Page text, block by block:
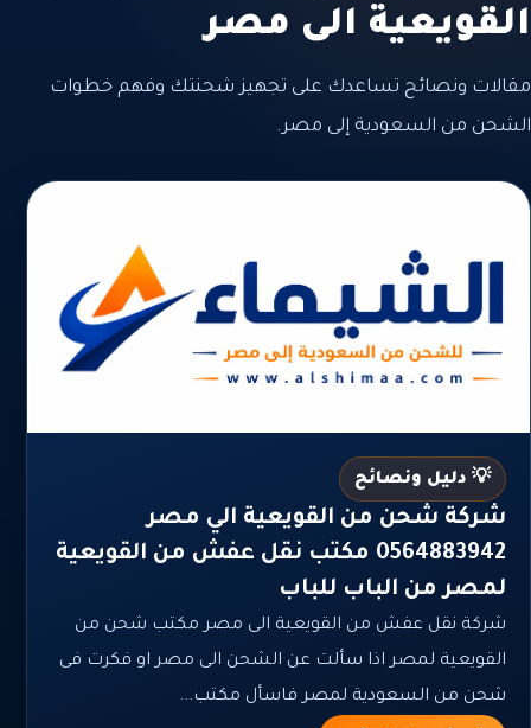
القويعية الى مصر
مقالات ونصائح تساعدك على تجهيز شحنتك وفهم خطوات
الشحن من السعودية إلى مصر.
💡 دليل ونصائح
شركة شحن من القويعية الي مصر
0564883942 مكتب نقل عفش من القويعية
لمصر من الباب للباب
شركة نقل عفش من القويعية الى مصر مكتب شحن من
القويعية لمصر اذا سألت عن الشحن الى مصر او فكرت فى
شحن من السعودية لمصر فاسأل مكتب...